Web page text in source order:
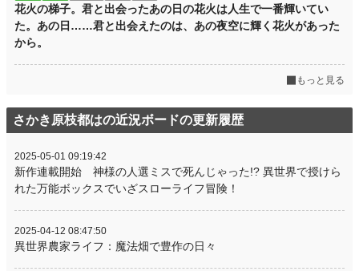
花火の梯子。君と出会ったあの日の花火は人生で一番輝いてい
た。あの日……君と出会えたのは、あの夜空に輝く花火があった
から。
もっと見る
さかき原枝都はの近況ボードの更新履歴
2025-05-01 09:19:42
新作連載開始 神様の人選ミスで死んじゃった!? 異世界で授けら
れた万能ボックスでいざスローライフ冒険！
2025-04-12 08:47:50
異世界農家ライフ：魔法畑で豊作の日々